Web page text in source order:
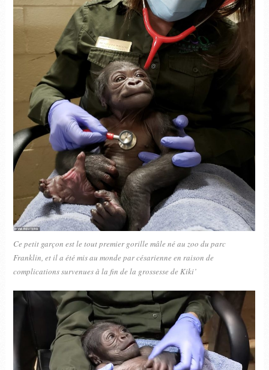
Ce petit garçon est le tout premier gorille mâle né au zoo du parc
Franklin, et il a été mis au monde par césarienne en raison de
complications survenues à la fin de la grossesse de Kiki’